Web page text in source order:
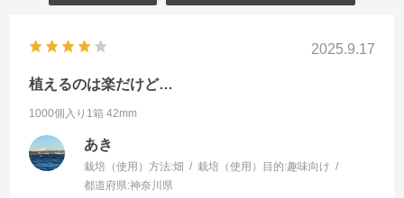
2025.9.17
植えるのは楽だけど…
1000個入り1箱 42mm
あき
栽培（使用）方法:畑 栽培（使用）目的:趣味向け
都道府県:神奈川県